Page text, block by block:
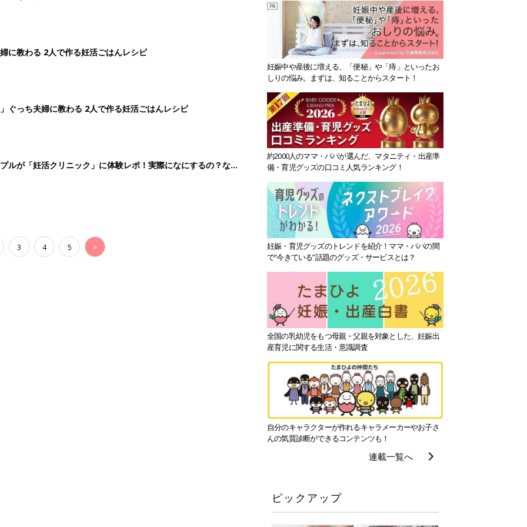
3 4 5 >
妊娠中や産後に増える、「便秘」や「痔」といったお
しりの悩み。まずは、知ることからスタート！
約2000人のママ・パパが選んだ、マタニティ・出産準
備・育児グッズの口コミ人気ランキング！
妊娠・育児グッズのトレンドを紹介！ママ・パパの間
で“今きている”話題のグッズ・サービスとは？
全国の乳幼児をもつ母親・父親を対象とした、妊娠出
産育児に関する生活・意識調査
自分のキャラクターが作れるキャラメーカーやお子さ
んの気質診断ができるコンテンツも！
連載一覧へ
ピックアップ